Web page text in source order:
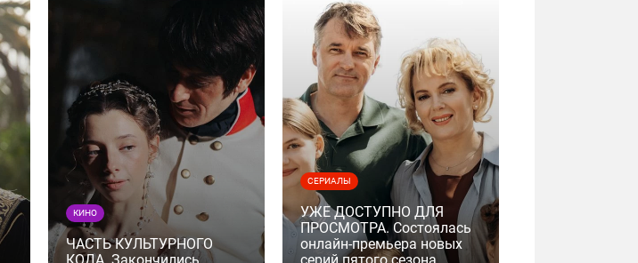
КИНО
ЧАСТЬ КУЛЬТУРНОГО
КОДА. Закончились
СЕРИАЛЫ
УЖЕ ДОСТУПНО ДЛЯ
ПРОСМОТРА. Состоялась
онлайн-премьера новых
серий пятого сезона